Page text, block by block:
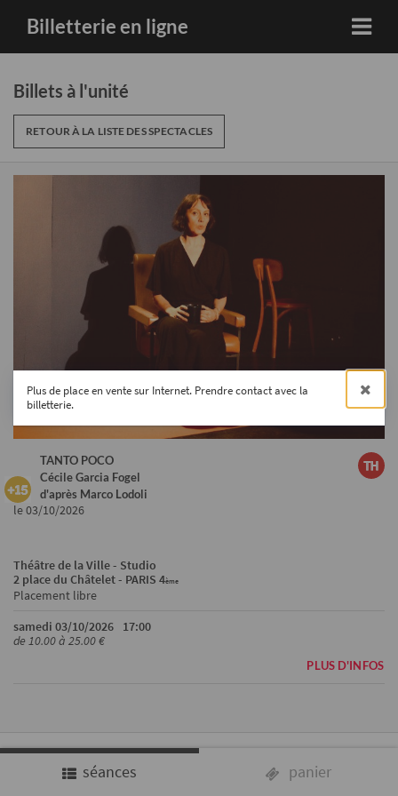
Billetterie en ligne
séances panier
Billets à l'unité
RETOUR À LA LISTE DES SPECTACLES
TANTO POCO
Cécile Garcia Fogel
d'après Marco Lodoli
le 03/10/2026
Théâtre de la Ville - Studio
2 place du Châtelet - PARIS 4ème
Placement libre
samedi 03/10/2026
17:00
de 10.00 à 25.00 €
PLUS D'INFOS
Plus de place en vente sur Internet. Prendre contact avec la
billetterie.